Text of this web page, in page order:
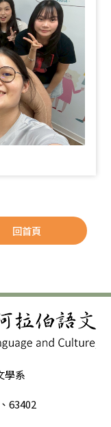
回首頁
學系
63402